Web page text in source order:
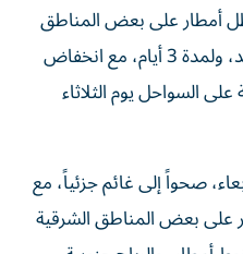
أمطار على بعض المناطق
الشرقية والجنوبية والداخلية الأحد، ولمدة 3 أيام، مع انخفاض
السواحل يوم الثلاثاء
صحواً إلى غائم جزئياً، مع
على بعض المناطق الشرقية